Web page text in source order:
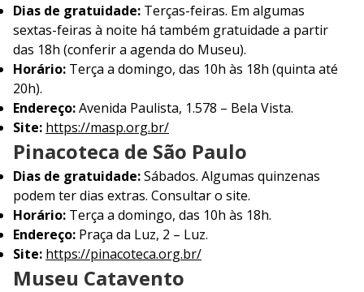
Dias de gratuidade: Terças-feiras. Em algumas
sextas-feiras à noite há também gratuidade a partir
das 18h (conferir a agenda do Museu).
Horário: Terça a domingo, das 10h às 18h (quinta até
20h).
Endereço:Avenida Paulista, 1.578 – Bela Vista.
Site: https://masp.org.br/
Pinacoteca de São Paulo
Dias de gratuidade:Sábados. Algumas quinzenas
podem ter dias extras. Consultar o site.
Horário: Terça a domingo, das 10h às 18h.
Endereço: Praça da Luz, 2 – Luz.
Site: https://pinacoteca.org.br/
Museu Catavento